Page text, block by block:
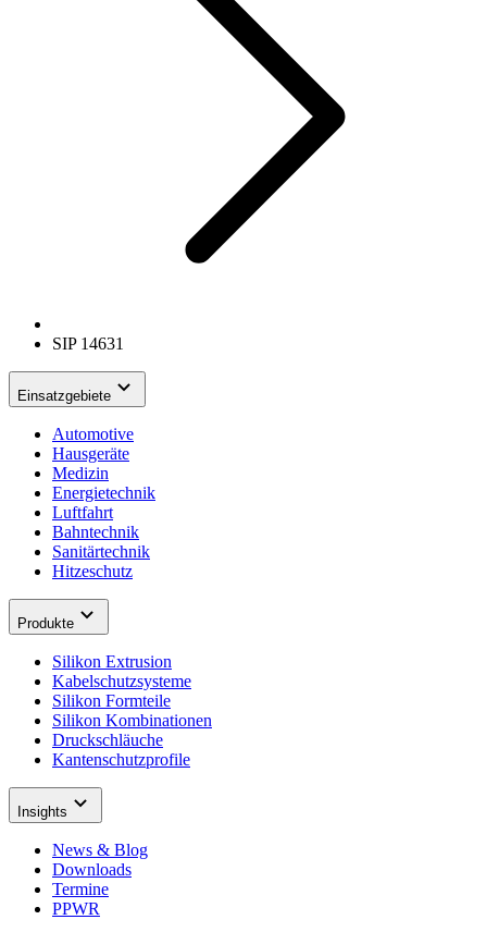
SIP 14631
Einsatzgebiete
Automotive
Hausgeräte
Medizin
Energietechnik
Luftfahrt
Bahntechnik
Sanitärtechnik
Hitzeschutz
Produkte
Silikon Extrusion
Kabelschutzsysteme
Silikon Formteile
Silikon Kombinationen
Druckschläuche
Kantenschutzprofile
Insights
News & Blog
Downloads
Termine
PPWR